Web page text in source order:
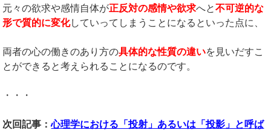
元々の欲求や感情自体が正反対の感情や欲求へと不可逆的な
形で質的に変化していってしまうことになるといった点に、
両者の心の働きのあり方の具体的な性質の違いを見いだすこ
とができると考えられることになるのです。
・・・
次回記事：心理学における「投射」あるいは「投影」と呼ば